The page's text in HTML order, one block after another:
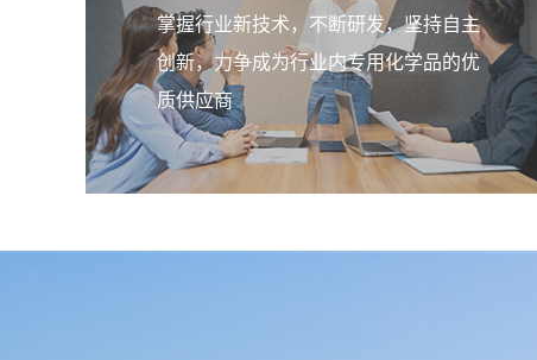
掌握行业新技术，不断研发，坚持自主
创新，力争成为行业内专用化学品的优
质供应商